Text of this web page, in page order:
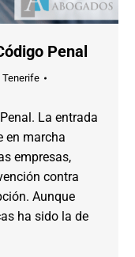
Penal
Tenerife
La entrada
en marcha
empresas,
contra
Aunque
ha sido la de